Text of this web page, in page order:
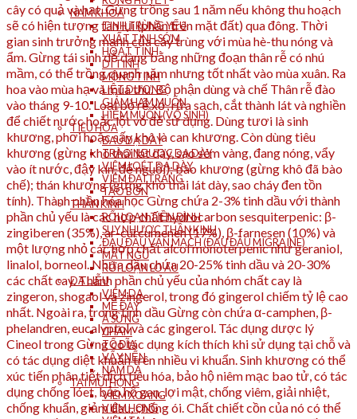
NAM KHOA
TINH TRÙNG YẾU
XUẤT TINH SỚM
HOẠT TINH
DI TINH
MỘNG TINH
LIỆT DƯƠNG
GIẢM HAM MUỐN
HIẾM MUỘN (VÔ SINH)
TIÊU HÓA
ĐAU DẠ DÀY
TRÀO NGƯỢC DẠ DÀY
VIÊM LOÉT DẠ DÀY
VIÊM ĐẠI TRÀNG
TÁO BÓN
THẦN KINH
RỐI LOẠN TIỀN ĐÌNH
SUY NHƯỢC THẦN KINH
ĐAU ĐẦU VẬN MẠCH (ĐAU ĐẦU MIGRAINE)
MẤT NGỦ
RỐI LOẠN LO ÂU
DA LIỄU
VIÊM DA
MỀ ĐAY
Á SỪNG
CHÀM
TỔ ĐĨA
VẨY NẾN
NẤM DA
TAI MŨI HỌNG
VIÊM XOANG
VIÊM HỌNG
cây có quả và hạt. Gừng trồng sau 1 năm nếu không thu hoạch
sẽ có hiện tượng tàn lụi (phần trên mặt đất) qua đông. Thời
gian sinh trưởng mạnh của cây trùng với mùa hè-thu nóng và
ẩm. Gừng tái sinh dễ dàng bằng những đoạn thân rễ có nhú
mầm, có thể trồng quanh năm nhưng tốt nhất vào mùa xuân. Ra
hoa vào mùa hạ và mùa thu. Bộ phận dùng và chế Thân rễ đào
vào tháng 9-10. Loại bỏ rễ xơ, rửa sạch, cắt thành lát và nghiền
để chiết nước hoặc lột vỏ để sử dụng. Dùng tươi là sinh
khương, phơi hoặc sấy khô là can khương. Còn dùng tiêu
khương (gừng khô thái lát dày, sao sém vàng, đang nóng, vẩy
vào ít nước, đậy kín, để nguội); bào khương (gừng khô đã bào
chế); thán khương (gừng khô thái lát dày, sao cháy đen tồn
tính). Thành phần hóa học Gừng chứa 2-3% tinh dầu với thành
phần chủ yếu là các hợp chất hydrocarbon sesquiterpenic: β-
zingiberen (35%), ar-curcumenen (17%), β-farnesen (10%) và
một lượng nhỏ các hợp chất alcol monoterpenic như geraniol,
linalol, borneol. Nhựa dầu chứa 20-25% tinh dầu và 20-30%
các chất cay. Thành phần chủ yếu của nhóm chất cay là
zingeron, shogaol và zingerol, trong đó gingerol chiếm tỷ lệ cao
nhất. Ngoài ra, trong tinh dầu Gừng còn chứa α-camphen, β-
phelandren, eucalyptol và các gingerol. Tác dụng dược lý
Cineol trong Gừng có tác dụng kích thích khi sử dụng tại chỗ và
có tác dụng diệt khuẩn trên nhiều vi khuẩn. Sinh khương có thể
xúc tiến phân tiết dịch tiêu hóa, bảo hộ niêm mạc bao tử, có tác
dụng chống lóet, bảo hộ gan, lợi mật, chống viêm, giải nhiệt,
chống khuẩn, giảm đau, chống ói. Chất chiết cồn của nó có thể